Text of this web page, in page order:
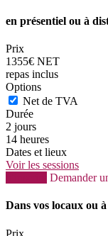
en présentiel ou à
Prix
1355€ NET
repas inclus
Options
Net de TVA
Durée
2 jours
14 heures
Dates et lieux
Voir les sessions
Demander
Dans vos locaux ou
Prix